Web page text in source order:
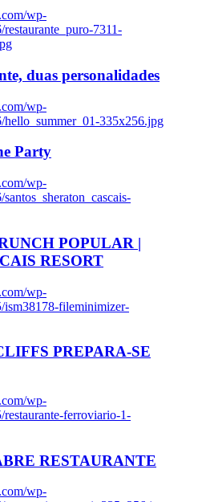
wp-
7311-
duas personalidades
wp-
hello_summer_01-335x256.jpg
Party
wp-
POPULAR |
RESORT
wp-
ism38178-fileminimizer-
PREPARA-SE
wp-
ferroviario-1-
RESTAURANTE
wp-